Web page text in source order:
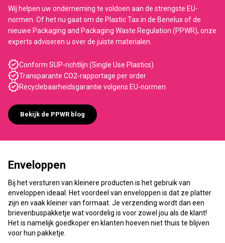
Wij helpen uw onderneming te voldoen aan de strengste EU-
normen. Of het nu gaat om de Plastic Tax in de Benelux of de
nieuwe Packaging and Packaging Waste Regulation (PPWR), onze
experts adviseren u over de juiste materialen.
Conform SUP-richtlijn (Single Use Plastics)
Transparante CO2-rapportage per order
Recyclebaarheidsgarantie volgens EU-normen
Bekijk de PPWR blog
Enveloppen
Bij het versturen van kleinere producten is het gebruik van
enveloppen ideaal. Het voordeel van enveloppen is dat ze platter
zijn en vaak kleiner van formaat. Je verzending wordt dan een
brievenbuspakketje wat voordelig is voor zowel jou als de klant!
Het is namelijk goedkoper en klanten hoeven niet thuis te blijven
voor hun pakketje.